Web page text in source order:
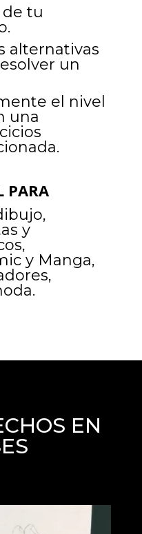
de tu
alternativas
un
el nivel
una
PARA
y
y Manga,
EN